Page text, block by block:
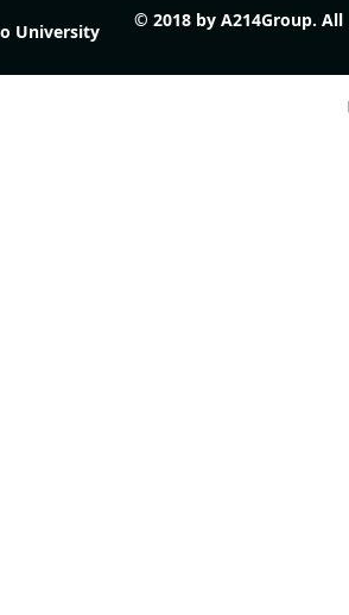
© 2018 by A214Group.
University